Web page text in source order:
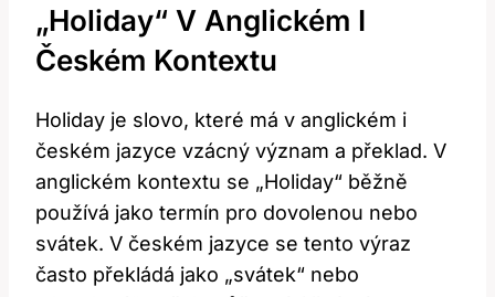
„Holiday“ V Anglickém I
Českém Kontextu
Holiday je slovo, které má v anglickém i
českém jazyce vzácný význam a překlad. V
anglickém kontextu se „Holiday“ běžně
používá jako termín pro dovolenou nebo
svátek. V českém jazyce se tento výraz
často překládá jako „svátek“ nebo